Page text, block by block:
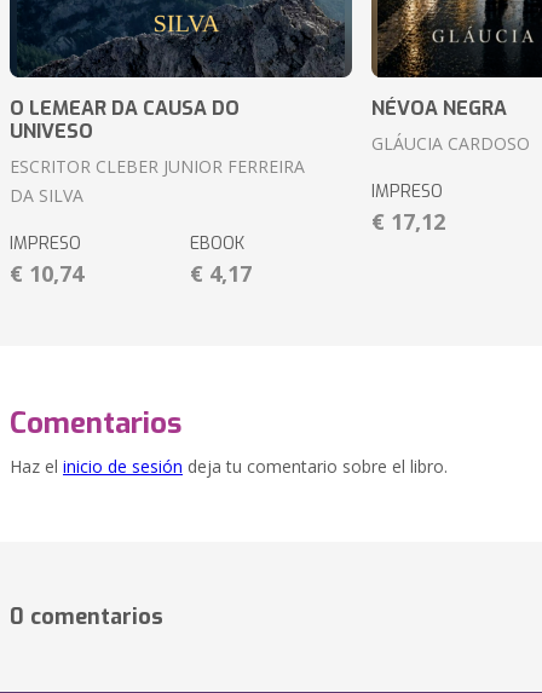
O LEMEAR DA CAUSA DO
UNIVESO
ESCRITOR CLEBER JUNIOR FERREIRA
DA SILVA
IMPRESO
€ 10,74
EBOOK
€ 4,17
NÉVOA NEGRA
GLÁUCIA CARDOSO
IMPRESO
€ 17,12
Comentarios
Haz el inicio de sesión deja tu comentario sobre el libro.
0 comentarios